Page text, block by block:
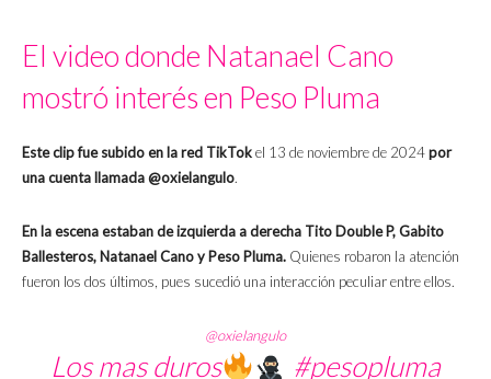
El video donde Natanael Cano
mostró interés en Peso Pluma
Este clip fue subido en la red TikTokel 13 de noviembre de 2024por
una cuenta llamada @oxielangulo.
En la escena estaban de izquierda a derecha Tito Double P, Gabito
Ballesteros, Natanael Cano y Peso Pluma. Quienes robaron la atención
fueron los dos últimos, pues sucedió una interacción peculiar entre ellos.
@oxielangulo
Los mas duros #pesopluma